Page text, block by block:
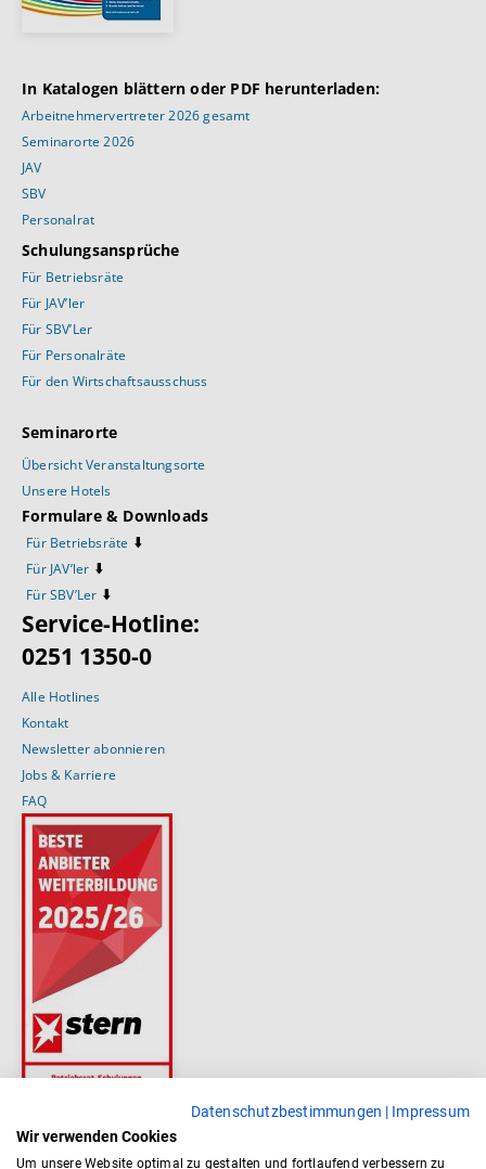
Datenschutzbestimmungen | Impressum
Wir verwenden Cookies
Um unsere Website optimal zu gestalten und fortlaufend verbessern zu
In Katalogen blättern oder PDF herunterladen:
Arbeitnehmervertreter 2026 gesamt
Seminarorte 2026
JAV
SBV
Personalrat
Schulungsansprüche
Für Betriebsräte
Für JAV’ler
Für SBV’Ler
Für Personalräte
Für den Wirtschaftsausschuss
Seminarorte
Übersicht Veranstaltungsorte
Unsere Hotels
Formulare & Downloads
Für Betriebsräte ⬇️
Für JAV’ler ⬇️
Für SBV’Ler ⬇️
Service-Hotline:
0251 1350-0
Alle Hotlines
Kontakt
Newsletter abonnieren
Jobs & Karriere
FAQ